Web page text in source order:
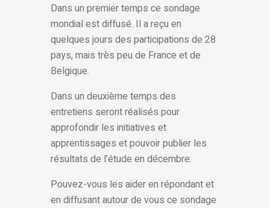
Dans un premier temps ce sondage
mondial est diffusé. Il a reçu en
quelques jours des participations de 28
pays, mais très peu de France et de
Belgique.
Dans un deuxième temps des
entretiens seront réalisés pour
approfondir les initiatives et
apprentissages et pouvoir publier les
résultats de l’étude en décembre.
Pouvez-vous les aider en répondant et
en diffusant autour de vous ce sondage